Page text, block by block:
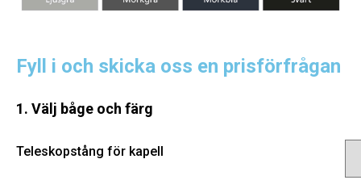
Fyll i och skicka oss en prisförfrågan
1. Välj båge och färg
Teleskopstång för kapell